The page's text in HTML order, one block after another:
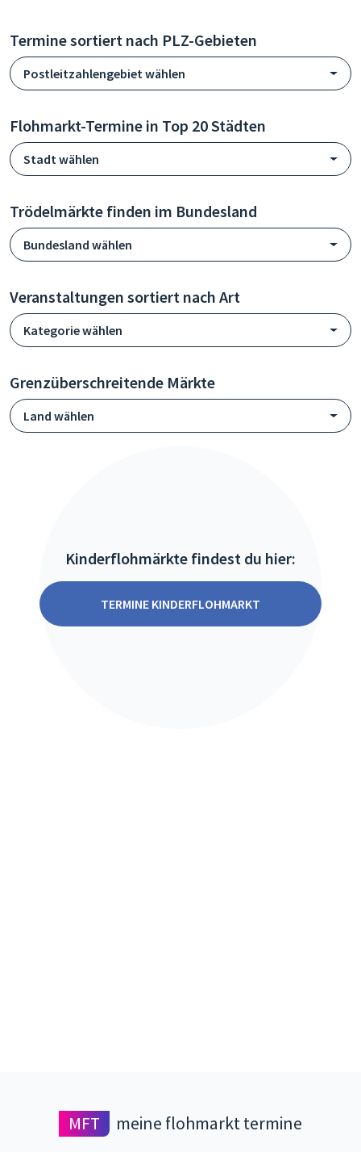
Termine sortiert nach PLZ-Gebieten
Postleitzahlengebiet wählen
Flohmarkt-Termine in Top 20 Städten
Stadt wählen
Trödelmärkte finden im Bundesland
Bundesland wählen
Veranstaltungen sortiert nach Art
Kategorie wählen
Grenzüberschreitende Märkte
Land wählen
Kinderflohmärkte findest du hier:
TERMINE KINDERFLOHMARKT
MFT meine flohmarkt termine